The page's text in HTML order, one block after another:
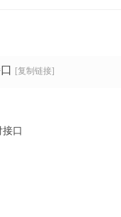
[复制链接]
接口